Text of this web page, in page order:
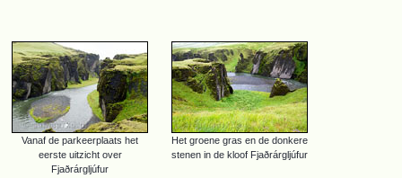
Vanaf de parkeerplaats het
eerste uitzicht over
Fjaðrárgljúfur
Het groene gras en de donkere
stenen in de kloof Fjaðrárgljúfur